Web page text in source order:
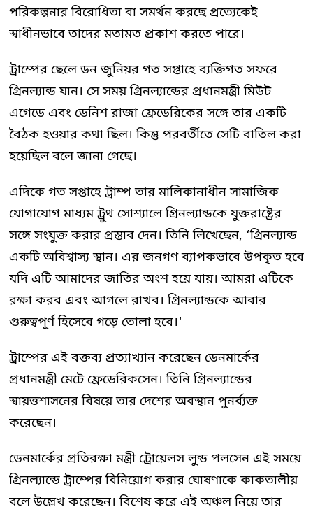
পরিকল্পনার বিরোধিতা বা সমর্থন করছে প্রত্যেকেই
স্বাধীনভাবে তাদের মতামত প্রকাশ করতে পারে।
ট্রাম্পের ছেলে ডন জুনিয়র গত সপ্তাহে ব্যক্তিগত সফরে
গ্রিনল্যান্ড যান। সে সময় গ্রিনল্যান্ডের প্রধানমন্ত্রী মিউট
এগেডে এবং ডেনিশ রাজা ফ্রেডেরিকের সঙ্গে তার একটি
বৈঠক হওয়ার কথা ছিল। কিন্তু পরবর্তীতে সেটি বাতিল করা
হয়েছিল বলে জানা গেছে।
এদিকে গত সপ্তাহে ট্রাম্প তার মালিকানাধীন সামাজিক
যোগাযোগ মাধ্যম ট্রুথ সোশ্যালে গ্রিনল্যান্ডকে যুক্তরাষ্ট্রের
সঙ্গে সংযুক্ত করার প্রস্তাব দেন। তিনি লিখেছেন, ‘গ্রিনল্যান্ড
একটি অবিশ্বাস্য স্থান। এর জনগণ ব্যাপকভাবে উপকৃত হবে
যদি এটি আমাদের জাতির অংশ হয়ে যায়। আমরা এটিকে
রক্ষা করব এবং আগলে রাখব। গ্রিনল্যান্ডকে আবার
গুরুত্বপূর্ণ হিসেবে গড়ে তোলা হবে।'
ট্রাম্পের এই বক্তব্য প্রত্যাখ্যান করেছেন ডেনমার্কের
প্রধানমন্ত্রী মেটে ফ্রেডেরিকসেন। তিনি গ্রিনল্যান্ডের
স্বায়ত্তশাসনের বিষয়ে তার দেশের অবস্থান পুনর্ব্যক্ত
করেছেন।
ডেনমার্কের প্রতিরক্ষা মন্ত্রী ট্রোয়েলস লুন্ড পলসেন এই সময়ে
গ্রিনল্যান্ডে ট্রাম্পের বিনিয়োগ করার ঘোষণাকে কাকতালীয়
বলে উল্লেখ করেছেন। বিশেষ করে এই অঞ্চল নিয়ে তার